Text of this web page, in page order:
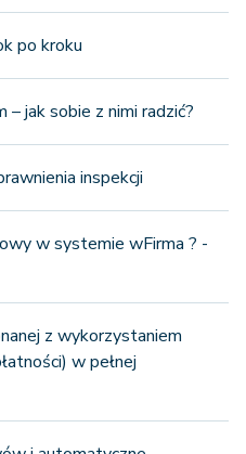
po kroku
jak sobie z nimi radzić?
inspekcji
w systemie wFirma ? -
z wykorzystaniem
w pełnej